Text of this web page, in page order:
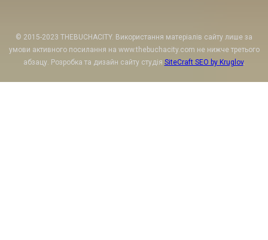
© 2015-2023 THEBUCHACITY. Використання матеріалів сайту лише за
умови активного посилання на www.thebuchacity.com не нижче третього
абзацу. Розробка та дизайн сайту студія SiteCraft SEO by Kruglov.